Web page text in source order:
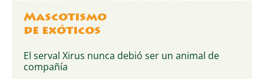
Mascotismo
de exóticos
El serval Xirus nunca debió ser un animal de
compañía